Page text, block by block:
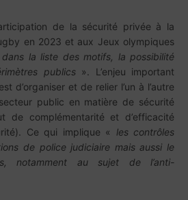
de la sécurité privée à la
en 2023 et aux Jeux olympiques
dans la liste des motifs, la possibilité
publics». L’enjeu important
d’organiser et de relier l’un à l’autre
public en matière de sécurité
de complémentarité et d’efficacité
Ce qui implique « les contrôles
de police judiciaire mais aussi le
notamment au sujet de l’anti-